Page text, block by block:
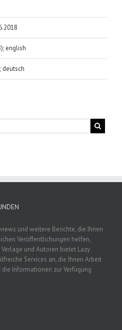
english
deutsch
und weitere Berichte, die Ihnen
Veröffentlichungen helfen,
und Autoren bietet Lazy
Services an, die Ihnen Arbeit
Informationen zur Verfügung